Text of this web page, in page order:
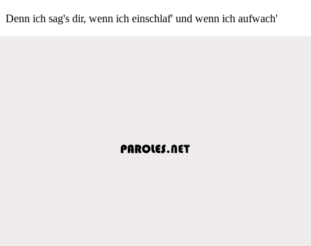
Denn ich sag's dir, wenn ich einschlaf' und wenn ich aufwach'